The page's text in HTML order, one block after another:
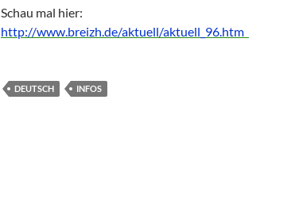
Schau mal hier:
http://www.breizh.de/aktuell/aktuell_96.htm
DEUTSCH INFOS